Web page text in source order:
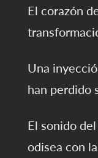
El corazón
Una
han perdido
El sonido
odisea con